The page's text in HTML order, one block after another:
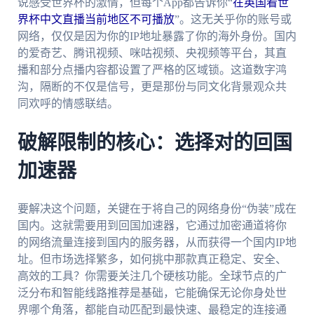
界杯中文直播当前地区不可播放”。这无关乎你的账号或
网络，仅仅是因为你的IP地址暴露了你的海外身份。国内
的爱奇艺、腾讯视频、咪咕视频、央视频等平台，其直
播和部分点播内容都设置了严格的区域锁。这道数字鸿
沟，隔断的不仅是信号，更是那份与同文化背景观众共
同欢呼的情感联结。
破解限制的核心：选择对的回国
加速器
要解决这个问题，关键在于将自己的网络身份“伪装”成在
国内。这就需要用到回国加速器，它通过加密通道将你
的网络流量连接到国内的服务器，从而获得一个国内IP地
址。但市场选择繁多，如何挑中那款真正稳定、安全、
高效的工具？你需要关注几个硬核功能。全球节点的广
泛分布和智能线路推荐是基础，它能确保无论你身处世
界哪个角落，都能自动匹配到最快速、最稳定的连接通